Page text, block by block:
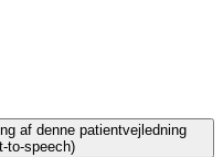
af denne patientvejledning
to-speech)